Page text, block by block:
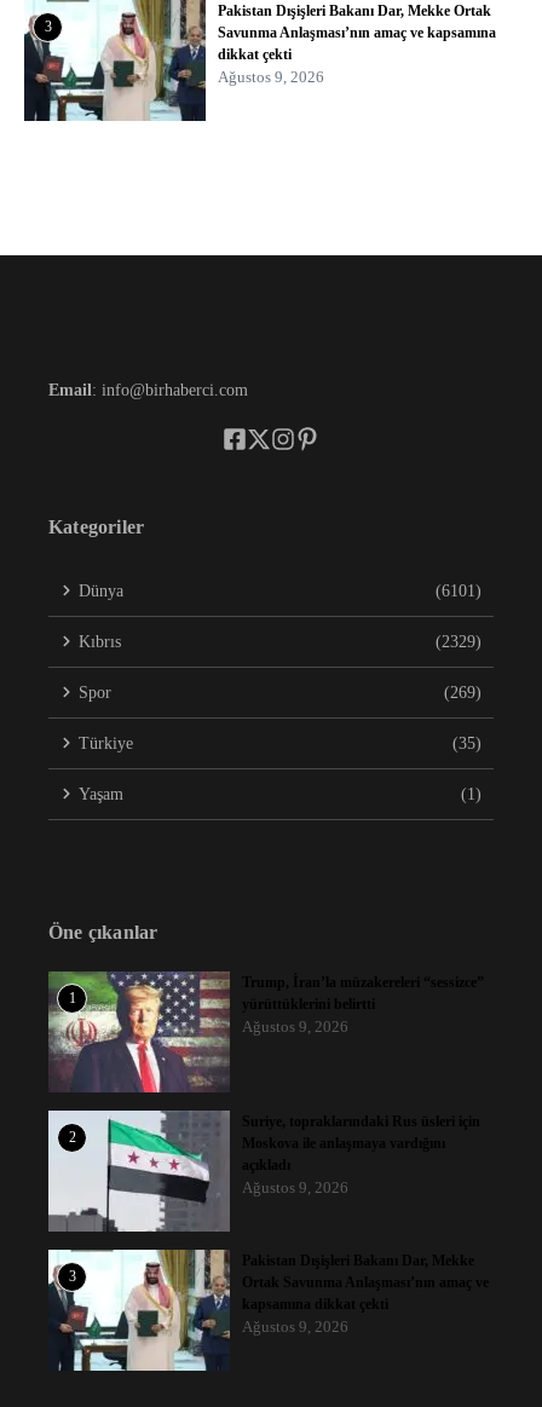
3
Pakistan Dışişleri Bakanı Dar, Mekke Ortak
Savunma Anlaşması’nın amaç ve kapsamına
dikkat çekti
Ağustos 9, 2026
Email : info@birhaberci.com
Kategoriler
Dünya (6101)
Kıbrıs (2329)
Spor (269)
Türkiye (35)
Yaşam (1)
Öne çıkanlar
1
Trump, İran’la müzakereleri “sessizce”
yürüttüklerini belirtti
Ağustos 9, 2026
2
Suriye, topraklarındaki Rus üsleri için
Moskova ile anlaşmaya vardığını
açıkladı
Ağustos 9, 2026
3
Pakistan Dışişleri Bakanı Dar, Mekke
Ortak Savunma Anlaşması’nın amaç ve
kapsamına dikkat çekti
Ağustos 9, 2026